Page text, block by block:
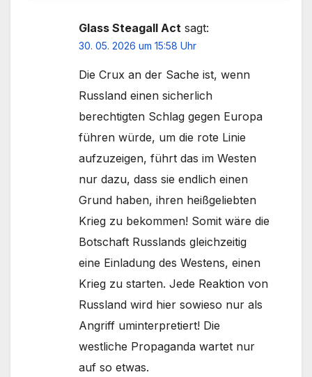
Glass Steagall Act sagt:
30. 05. 2026 um 15:58 Uhr
Die Crux an der Sache ist, wenn
Russland einen sicherlich
berechtigten Schlag gegen Europa
führen würde, um die rote Linie
aufzuzeigen, führt das im Westen
nur dazu, dass sie endlich einen
Grund haben, ihren heißgeliebten
Krieg zu bekommen! Somit wäre die
Botschaft Russlands gleichzeitig
eine Einladung des Westens, einen
Krieg zu starten. Jede Reaktion von
Russland wird hier sowieso nur als
Angriff uminterpretiert! Die
westliche Propaganda wartet nur
auf so etwas.